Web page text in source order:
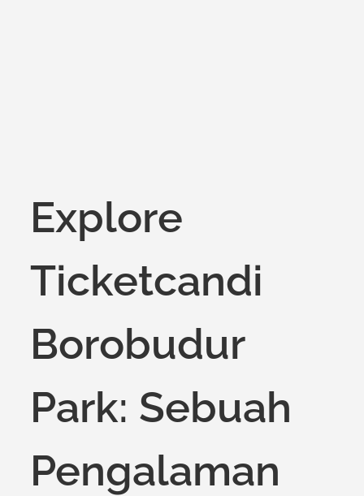
Explore
Ticketcandi
Borobudur
Park: Sebuah
Pengalaman